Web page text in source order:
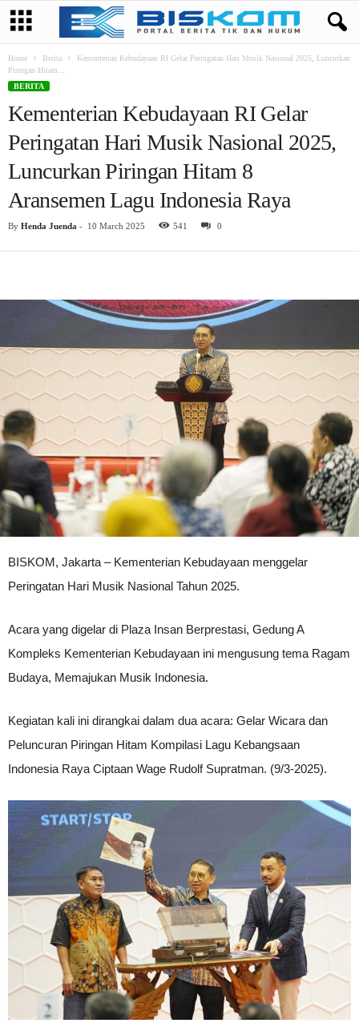
Home Berita
Kementerian Kebudayaan RI Gelar Peringatan Hari Musik Nasional 2025, Luncurkan
Piringan Hitam...
BERITA
Kementerian Kebudayaan RI Gelar
Peringatan Hari Musik Nasional 2025,
Luncurkan Piringan Hitam 8
Aransemen Lagu Indonesia Raya
By Henda Juenda - 10 March 2025 541 0
BISKOM, Jakarta – Kementerian Kebudayaan menggelar
Peringatan Hari Musik Nasional Tahun 2025.
Acara yang digelar di Plaza Insan Berprestasi, Gedung A
Kompleks Kementerian Kebudayaan ini mengusung tema Ragam
Budaya, Memajukan Musik Indonesia.
Kegiatan kali ini dirangkai dalam dua acara: Gelar Wicara dan
Peluncuran Piringan Hitam Kompilasi Lagu Kebangsaan
Indonesia Raya Ciptaan Wage Rudolf Supratman. (9/3-2025).